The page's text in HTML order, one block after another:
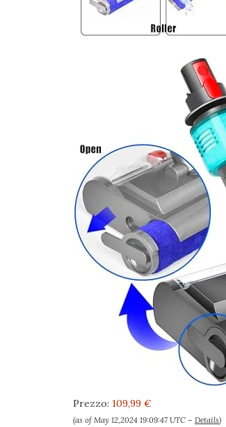
Prezzo: 109,99 €
(as of May 12,2024 19:09:47 UTC – Details)